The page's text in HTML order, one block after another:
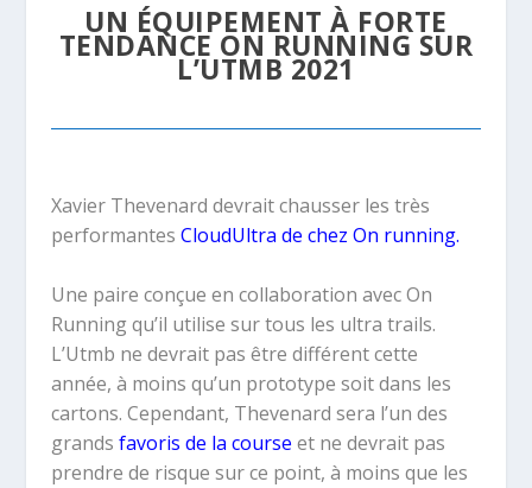
UN ÉQUIPEMENT À FORTE
TENDANCE ON RUNNING SUR
L’UTMB 2021
Xavier Thevenard devrait chausser les très
performantes CloudUltra de chez On running.
Une paire conçue en collaboration avec On
Running qu’il utilise sur tous les ultra trails.
L’Utmb ne devrait pas être différent cette
année, à moins qu’un prototype soit dans les
cartons. Cependant, Thevenard sera l’un des
grands favoris de la course et ne devrait pas
prendre de risque sur ce point, à moins que les